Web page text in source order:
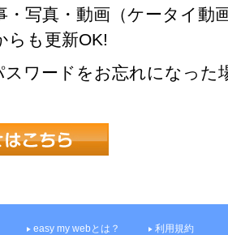
・写真・動画（ケータイ動
らも更新OK!
スワードをお忘れになった
easy my webとは？
利用規約